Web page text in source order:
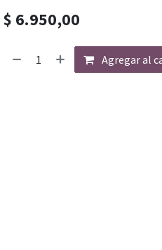
$ 6.950,00
Agregar al